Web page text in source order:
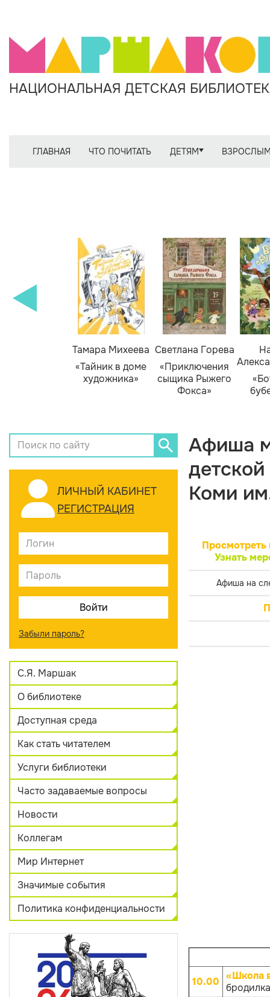
НАЦИОНАЛЬНАЯ ДЕТСКАЯ
ГЛАВНАЯ ЧТО ПОЧИТАТЬ ДЕТЯМ
Тамара Михеева
«Тайник в доме
художника»
Светлана Горева
«Приключения
сыщика Рыжего
Фокса»
ЛИЧНЫЙ КАБИНЕТ
РЕГИСТРАЦИЯ
Забыли пароль?
С.Я. Маршак
О библиотеке
Доступная среда
Как стать читателем
Услуги библиотеки
Часто задаваемые вопросы
Новости
Коллегам
Мир Интернет
Значимые события
Политика конфиденциальности
Афиша
Коми
Просмотреть
Узнать
Афиша на
10.00 «Школа